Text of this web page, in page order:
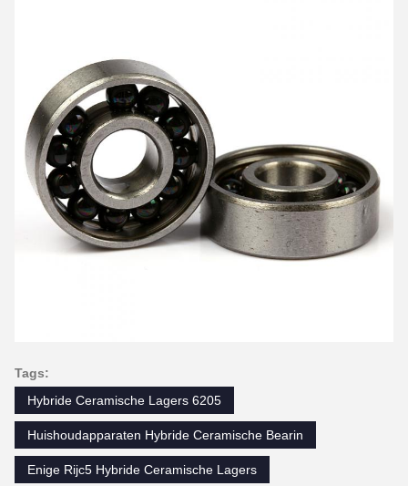
Tags:
Hybride Ceramische Lagers 6205
Huishoudapparaten Hybride Ceramische Bearin
Enige Rijc5 Hybride Ceramische Lagers